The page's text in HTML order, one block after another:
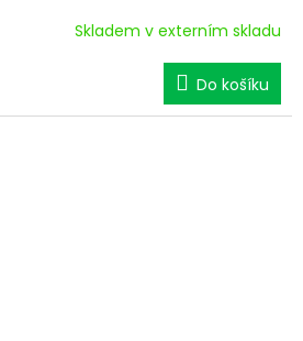
R
M
A
Skladem v externím skladu
Do košíku